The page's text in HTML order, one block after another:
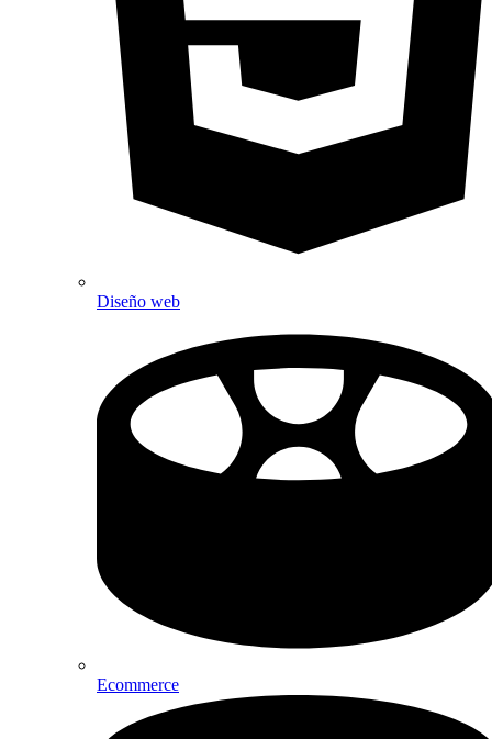
Diseño web
Ecommerce